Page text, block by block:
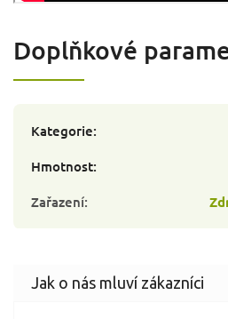
Doplňkové
Kategorie:
Hmotnost:
Zařazení: